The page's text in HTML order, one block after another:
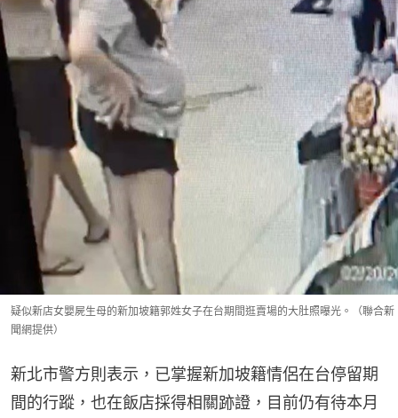
疑似新店女嬰屍生母的新加坡籍郭姓女子在台期間逛賣場的大肚照曝光。（聯合新
聞網提供）
新北市警方則表示，已掌握新加坡籍情侶在台停留期
間的行蹤，也在飯店採得相關跡證，目前仍有待本月